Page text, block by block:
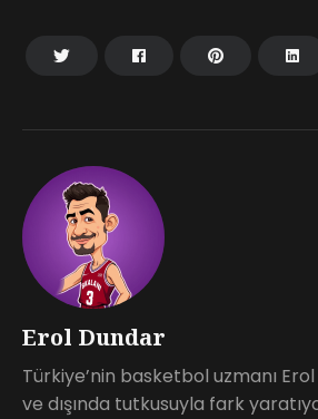
Erol Dundar
Türkiye’nin basketbol uzmanı
ve dışında tutkusuyla fark